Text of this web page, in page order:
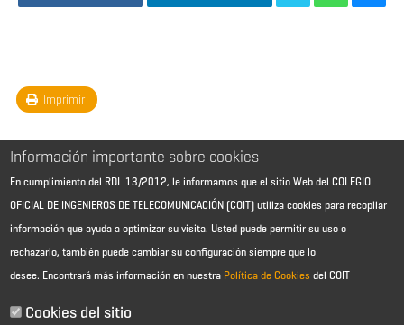
Imprimir
Aviso Legal - Información general
Política de cookies
Información importante sobre cookies
En cumplimiento del RDL 13/2012, le informamos que el sitio Web del COLEGIO
OFICIAL DE INGENIEROS DE TELECOMUNICACIÓN (COIT) utiliza cookies para recopilar
información que ayuda a optimizar su visita. Usted puede permitir su uso o
rechazarlo, también puede cambiar su configuración siempre que lo
desee. Encontrará más información en nuestra Política de Cookies del COIT
Cookies del sitio